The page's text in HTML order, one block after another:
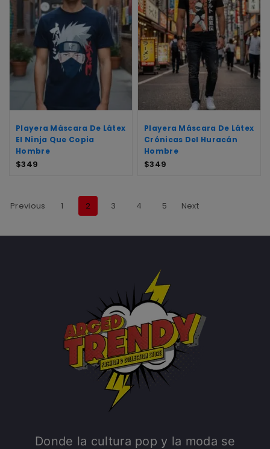
Playera Máscara De Látex
El Ninja Que Copia
Hombre
$349
Playera Máscara De Látex
Crónicas Del Huracán
Hombre
$349
Previous 1 2 3 4 5 Next
Donde la cultura pop y la moda se